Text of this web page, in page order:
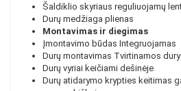
Šaldiklio skyriaus reguliuojamų
Durų medžiaga plienas
Montavimas ir diegimas
Įmontavimo būdas Integruojamas
Durų montavimas Tvirtinamos
Durų vyriai keičiami dešinėje
Durų atidarymo krypties keitimas